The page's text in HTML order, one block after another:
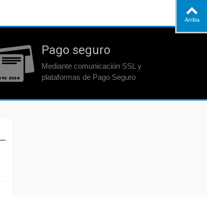
Pago seguro
Mediante comunicación SSL y
plataformas de Pago Seguro
Arriba